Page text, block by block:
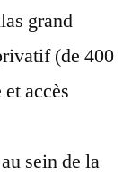
grand
(de 400
accès
sein de la